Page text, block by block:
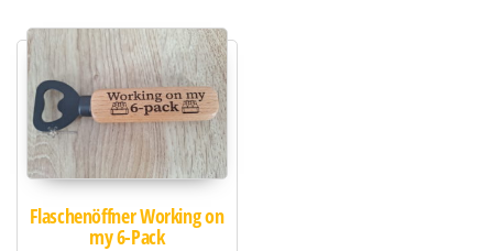
Flaschenöffner Working on
my 6-Pack